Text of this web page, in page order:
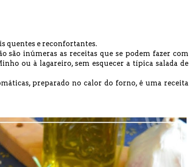
quentes e reconfortantes.
são inúmeras as receitas que se podem fazer com
ou à lagareiro, sem esquecer a típica salada de
preparado no calor do forno, é uma receita